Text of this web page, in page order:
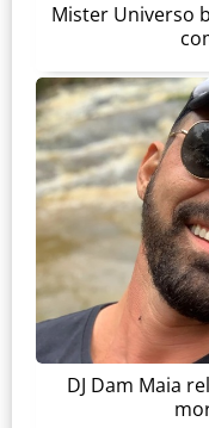
Mister Universo
DJ Dam Maia